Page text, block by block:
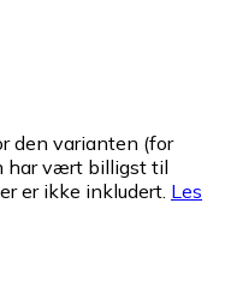
den varianten (for
har vært billigst til
er ikke inkludert. Les